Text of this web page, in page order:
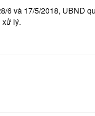
6 và 17/5/2018, UBND
xử lý.